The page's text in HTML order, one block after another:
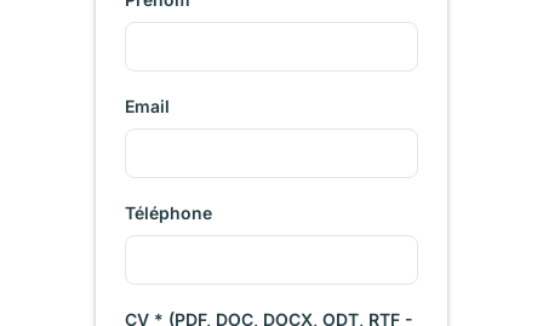
Email
Téléphone
CV * (PDF, DOC, DOCX, ODT, RTF -